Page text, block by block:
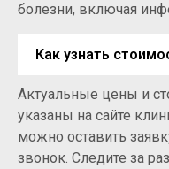
болезни, включая
Как узнать
Актуальные цены и
указаны на сайте
можно оставить
звонок. Следите за